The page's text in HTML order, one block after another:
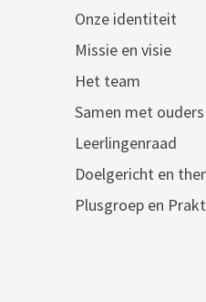
Onze identiteit
Missie en visie
Het team
Samen met ouders
Leerlingenraad
Doelgericht en
Plusgroep en